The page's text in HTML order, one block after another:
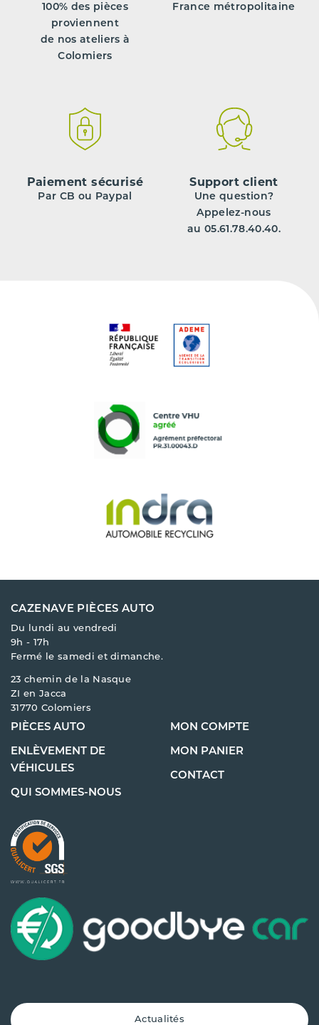
100% des pièces
proviennent
de nos ateliers à
Colomiers
France métropolitaine
Paiement sécurisé
Par CB ou Paypal
Support client
Une question?
Appelez-nous
au 05.61.78.40.40.
CAZENAVE PIÈCES AUTO
Du lundi au vendredi
9h - 17h
Fermé le samedi et dimanche.
23 chemin de la Nasque
ZI en Jacca
31770 Colomiers
PIÈCES AUTO
ENLÈVEMENT DE
VÉHICULES
QUI SOMMES-NOUS
MON COMPTE
MON PANIER
CONTACT
Actualités